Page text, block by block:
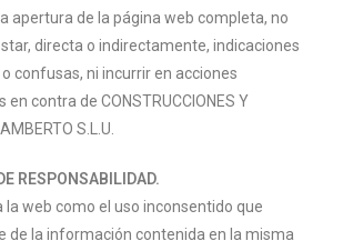
apertura de la página web completa, no
directa o indirectamente, indicaciones
confusas, ni incurrir en acciones
en contra de CONSTRUCCIONES Y
S.L.U.
RESPONSABILIDAD.
la web como el uso inconsentido que
de la información contenida en la misma